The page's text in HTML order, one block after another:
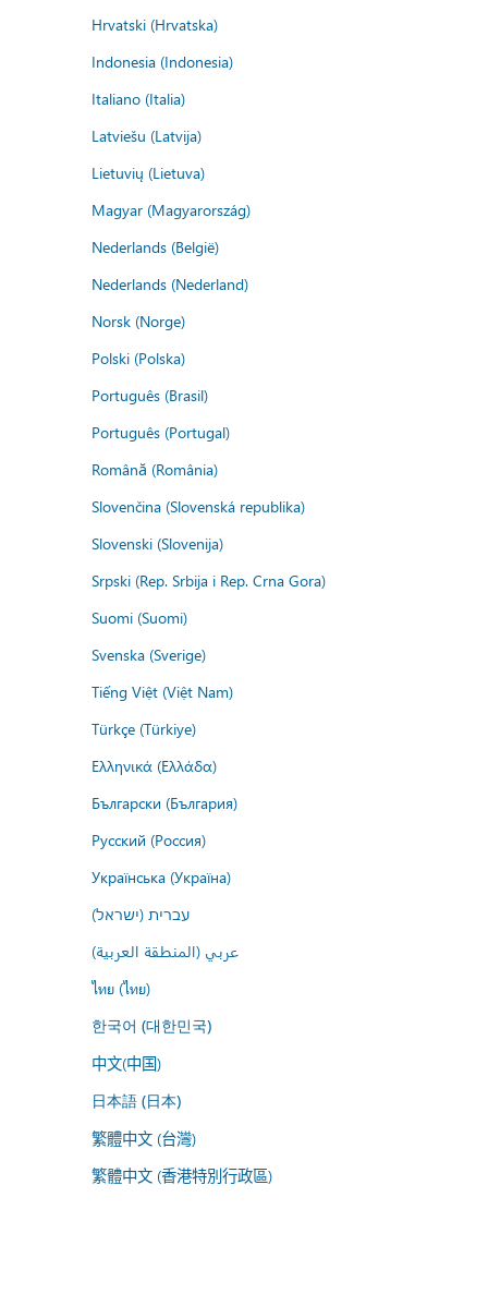
Hrvatski (Hrvatska)
Indonesia (Indonesia)
Italiano (Italia)
Latviešu (Latvija)
Lietuvių (Lietuva)
Magyar (Magyarország)
Nederlands (België)
Nederlands (Nederland)
Norsk (Norge)
Polski (Polska)
Português (Brasil)
Português (Portugal)
Română (România)
Slovenčina (Slovenská republika)
Slovenski (Slovenija)
Srpski (Rep. Srbija i Rep. Crna Gora)
Suomi (Suomi)
Svenska (Sverige)
Tiếng Việt (Việt Nam)
Türkçe (Türkiye)
Ελληνικά (Ελλάδα)
Български (България)
Русский (Россия)
Українська (Україна)
עברית (ישראל)
عربي (المنطقة العربية)
ไทย (ไทย)
한국어 (대한민국)
中文(中国)
日本語 (日本)
繁體中文 (台灣)
繁體中文 (香港特別行政區)